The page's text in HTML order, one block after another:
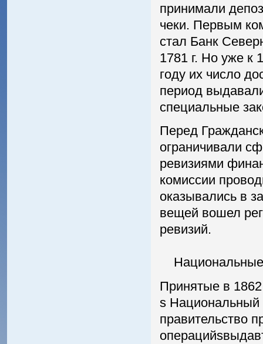
принимали
чеки. Первым
стал Банк
1781 г. Но уже к
году их число
период
специальные
Перед
ограничивали
ревизиями
комиссии
оказывались в
вещей вошел
ревизий.
Национальные
Принятые в
ѕ Национальный
правительство